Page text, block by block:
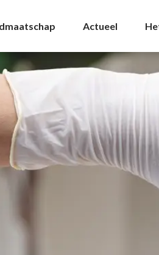
-
Actueel